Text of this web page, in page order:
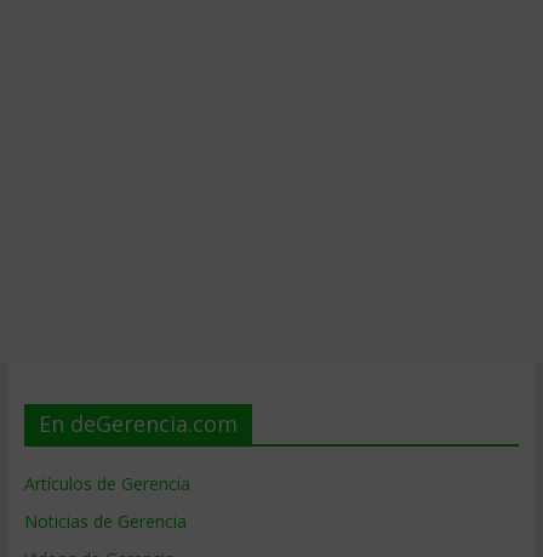
En deGerencia.com
Artículos de Gerencia
Noticias de Gerencia